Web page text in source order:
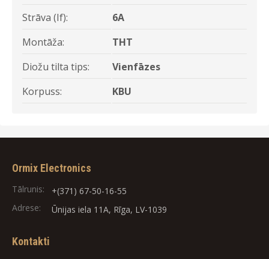
Strāva (If):
6A
Montāža:
THT
Diožu tilta tips:
Vienfāzes
Korpuss:
KBU
Ormix Electronics
Tālrunis:
+(371) 67-50-16-55
Adrese:
Ūnijas iela 11A, Rīga, LV-1039
Kontakti